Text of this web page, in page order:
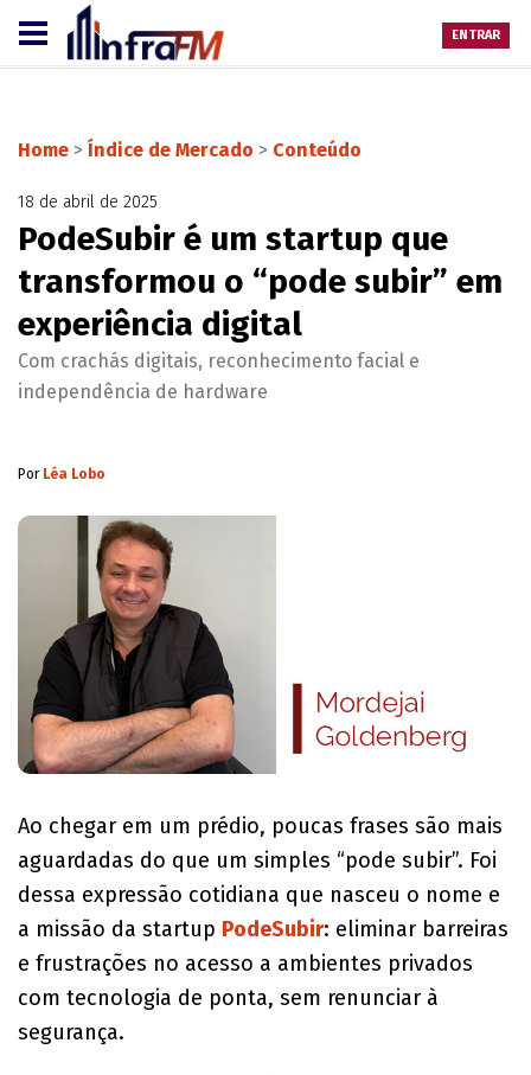
ENTRAR
Home > Índice de Mercado > Conteúdo
18 de abril de 2025
PodeSubir é um startup que
transformou o “pode subir” em
experiência digital
Com crachás digitais, reconhecimento facial e
independência de hardware
Por Léa Lobo
Ao chegar em um prédio, poucas frases são mais
aguardadas do que um simples “pode subir”. Foi
dessa expressão cotidiana que nasceu o nome e
a missão da startup PodeSubir: eliminar barreiras
e frustrações no acesso a ambientes privados
com tecnologia de ponta, sem renunciar à
segurança.